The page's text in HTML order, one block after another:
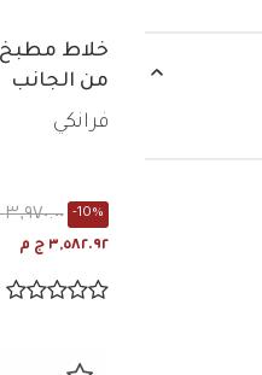
خلاط
من الجانب
فرانكي
٣,٩٧٠.٠٠ ج م -10%
٣,٥٨٢.٩٢ ج م